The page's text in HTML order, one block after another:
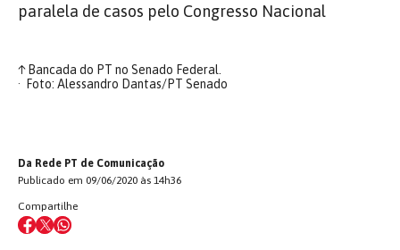
paralela de casos pelo Congresso Nacional
↑Bancada do PT no Senado Federal.
Foto: Alessandro Dantas/PT Senado
Da Rede PT de Comunicação
Publicado em 09/06/2020 às 14h36
Compartilhe